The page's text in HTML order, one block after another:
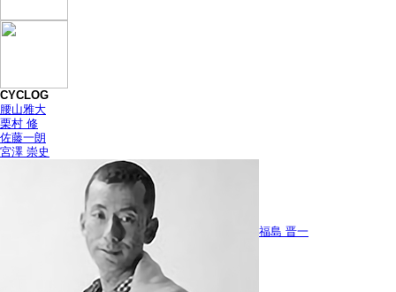
CYCLOG
腰山雅大
栗村 修
佐藤一朗
宮澤 崇史
福島 晋一